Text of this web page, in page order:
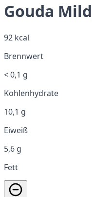
Gouda
92 kcal
Brennwert
< 0,1 g
Kohlenhydrate
10,1 g
Eiweiß
5,6 g
Fett